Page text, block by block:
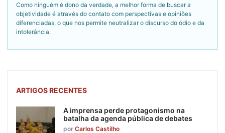
Como ninguém é dono da verdade, a melhor forma de buscar a
objetividade é através do contato com perspectivas e opiniões
diferenciadas, o que nos permite neutralizar o discurso do ódio e da
intolerância.
ARTIGOS RECENTES
A imprensa perde protagonismo na
batalha da agenda pública de debates
por Carlos Castilho